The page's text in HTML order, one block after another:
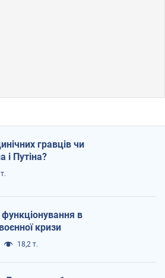
гравців чи
і Путіна?
в
кризи
18,2 т.